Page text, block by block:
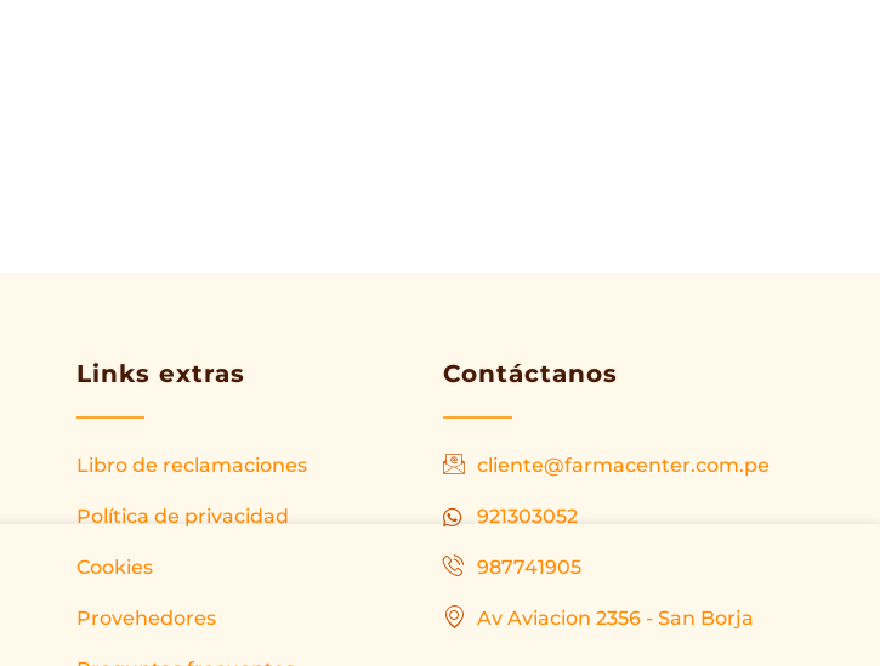
Links extras
Libro de reclamaciones
Política de privacidad
Cookies
Provehedores
Contáctanos
cliente@farmacenter.com.pe
921303052
987741905
Av Aviacion 2356 - San Borja